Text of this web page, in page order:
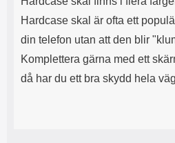
Hardcase skal är ofta ett
din telefon utan att den blir
Komplettera gärna med ett
då har du ett bra skydd hela